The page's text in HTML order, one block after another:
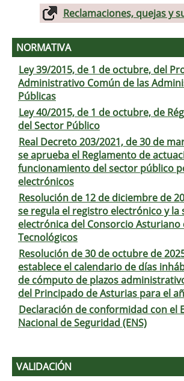
Reclamaciones, quejas y
NORMATIVA
Ley 39/2015, de 1 de octubre, del
Administrativo Común de las
Públicas
Ley 40/2015, de 1 de octubre, de
del Sector Público
Real Decreto 203/2021, de 30 de
se aprueba el Reglamento de
funcionamiento del sector público
electrónicos
Resolución de 12 de diciembre de
se regula el registro electrónico y la
electrónica del Consorcio Asturiano
Tecnológicos
Resolución de 30 de octubre de
establece el calendario de días
de cómputo de plazos
del Principado de Asturias para el
Declaración de conformidad con el
Nacional de Seguridad (ENS)
VALIDACIÓN